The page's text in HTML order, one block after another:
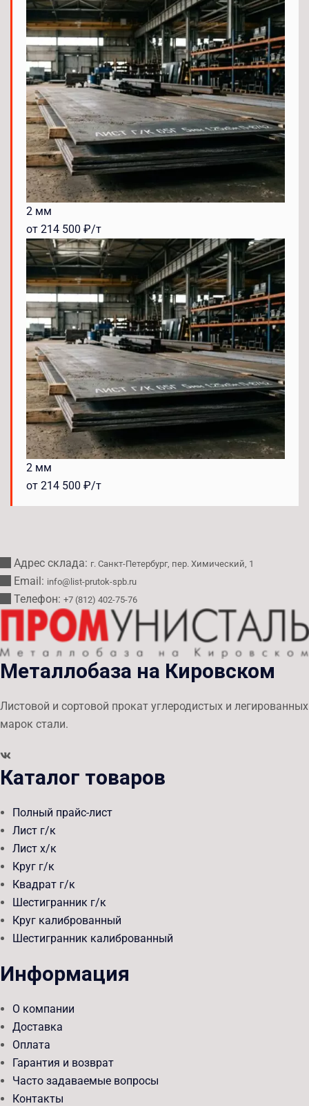
2 мм
от 214 500 ₽/т
2 мм
от 214 500 ₽/т
Адрес склада: г. Санкт-Петербург, пер. Химический, 1
Email: info@list-prutok-spb.ru
Телефон: +7 (812) 402-75-76
Металлобаза на Кировском
Листовой и сортовой прокат углеродистых и легированных
марок стали.
Каталог товаров
Полный прайс-лист
Лист г/к
Лист х/к
Круг г/к
Квадрат г/к
Шестигранник г/к
Круг калиброванный
Шестигранник калиброванный
Информация
О компании
Доставка
Оплата
Гарантия и возврат
Часто задаваемые вопросы
Контакты